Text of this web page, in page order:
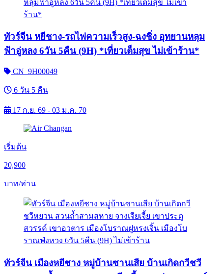
ทัวร์จีน หยีชาง-รถไฟความเร็วสูง-ฉงชิ่ง อุทยานหลุม
ฟ้าอู่หลง 6วัน 5คืน (9H) *เที่ยวเต็มสุข ไม่เข้าร้าน*
CN_9H00049
6 วัน 5 คืน
17 ก.ย. 69 - 03 ม.ค. 70
เริ่มต้น
20,900
บาท/ท่าน
ทัวร์จีน เมืองหยีชาง หมู่บ้านซานเสีย บ้านเกิดกวีชวี